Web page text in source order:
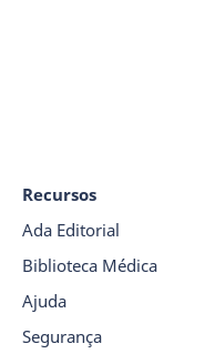
Recursos
Ada Editorial
Biblioteca Médica
Ajuda
Segurança